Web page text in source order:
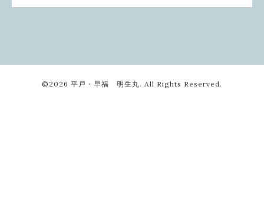
©2026 平戸・早福 明生丸. All Rights Reserved.